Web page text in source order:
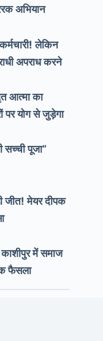
अभियान
लेकिन
अपराध करने
आत्मा का
योग से जुड़ेगा
सच्ची पूजा”
जीत! मेयर दीपक
में समाज
फैसला